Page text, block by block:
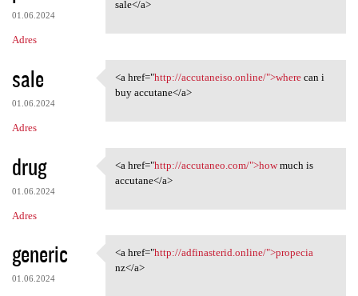
01.06.2024
Adres
sale</a>
sale
01.06.2024
Adres
<a href="http://accutaneiso
<a href="http://accutaneiso.online/">wherecan i
buy accutane</a>
drug
01.06.2024
Adres
<a href="http://accutaneo.com
<a href="http://accutaneo.com/">howmuch is
accutane</a>
generic
01.06.2024
<a href="http://adfinasterid
<a href="http://adfinasterid.online/">propecia
nz</a>